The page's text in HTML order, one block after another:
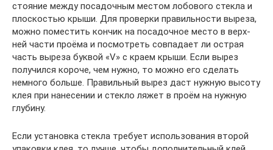
сто­я­ние меж­ду поса­доч­ным местом лобо­во­го стек­ла и
плос­ко­стью кры­ши. Для про­вер­ки пра­виль­но­сти выре­за,
мож­но поме­стить кон­чик на поса­доч­ное место в верх­
ней части про­ёма и посмот­реть сов­па­да­ет ли ост­рая
часть выре­за бук­вой «V» с кра­ем кры­ши. Если вырез
полу­чил­ся коро­че, чем нуж­но, то мож­но его сде­лать
немно­го боль­ше. Пра­виль­ный вырез даст нуж­ную высо­ту
клея при нане­се­нии и стек­ло ляжет в про­ём на нуж­ную
глубину.
Если уста­нов­ка стек­ла тре­бу­ет исполь­зо­ва­ния вто­рой